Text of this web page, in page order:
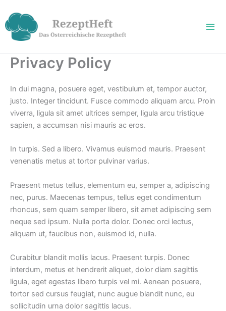
Inhalt
springen
Privacy Policy
In dui magna, posuere eget, vestibulum et, tempor auctor,
justo. Integer tincidunt. Fusce commodo aliquam arcu. Proin
viverra, ligula sit amet ultrices semper, ligula arcu tristique
sapien, a accumsan nisi mauris ac eros.
In turpis. Sed a libero. Vivamus euismod mauris. Praesent
venenatis metus at tortor pulvinar varius.
Praesent metus tellus, elementum eu, semper a, adipiscing
nec, purus. Maecenas tempus, tellus eget condimentum
rhoncus, sem quam semper libero, sit amet adipiscing sem
neque sed ipsum. Nulla porta dolor. Donec orci lectus,
aliquam ut, faucibus non, euismod id, nulla.
Curabitur blandit mollis lacus. Praesent turpis. Donec
interdum, metus et hendrerit aliquet, dolor diam sagittis
ligula, eget egestas libero turpis vel mi. Aenean posuere,
tortor sed cursus feugiat, nunc augue blandit nunc, eu
sollicitudin urna dolor sagittis lacus.